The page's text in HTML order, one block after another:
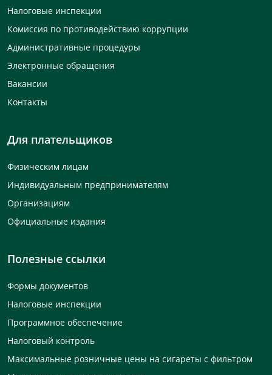
Налоговые инспекции
Комиссия по противодействию коррупции
Административные процедуры
Электронные обращения
Вакансии
Контакты
Для плательщиков
Физическим лицам
Индивидуальным предпринимателям
Организациям
Официальные издания
Полезные ссылки
Формы документов
Налоговые инспекции
Программное обеспечение
Налоговый контроль
Максимальные розничные цены на сигареты с фильтром